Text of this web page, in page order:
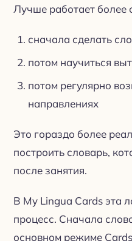
Лучше работает более
сначала сделать
потом научиться
потом регулярно
направлениях
Это гораздо более
построить словарь,
после занятия.
В My Lingua Cards эта
процесс. Сначала
основном режиме